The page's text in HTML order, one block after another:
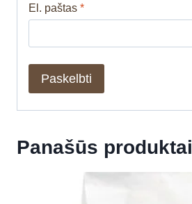
El. paštas *
Panašūs produktai